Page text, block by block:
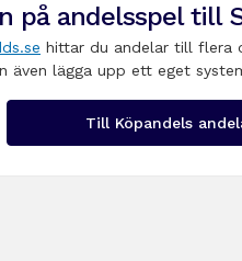
på andelsspel till
hittar du andelar till flera
även lägga upp ett eget
Till Köpandels